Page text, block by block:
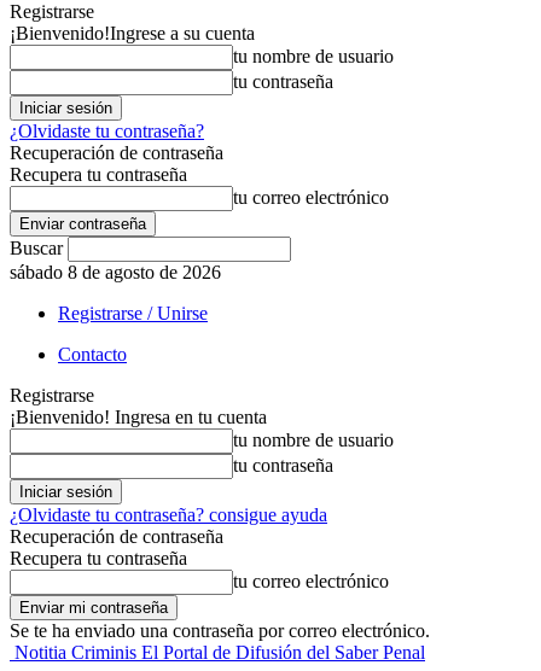
Registrarse
¡Bienvenido!Ingrese a su cuenta
tu nombre de usuario
tu contraseña
¿Olvidaste tu contraseña?
Recuperación de contraseña
Recupera tu contraseña
tu correo electrónico
Buscar
sábado 8 de agosto de 2026
Registrarse / Unirse
Contacto
Registrarse
¡Bienvenido! Ingresa en tu cuenta
tu nombre de usuario
tu contraseña
¿Olvidaste tu contraseña? consigue ayuda
Recuperación de contraseña
Recupera tu contraseña
tu correo electrónico
Se te ha enviado una contraseña por correo electrónico.
Notitia Criminis El Portal de Difusión del Saber Penal